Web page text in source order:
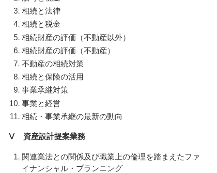
相続と法律
相続と税金
相続財産の評価（不動産以外）
相続財産の評価（不動産）
不動産の相続対策
相続と保険の活用
事業承継対策
事業と経営
相続・事業承継の最新の動向
Ⅴ 資産設計提案業務
関連業法との関係及び職業上の倫理を踏まえたファ
イナンシャル・プランニング